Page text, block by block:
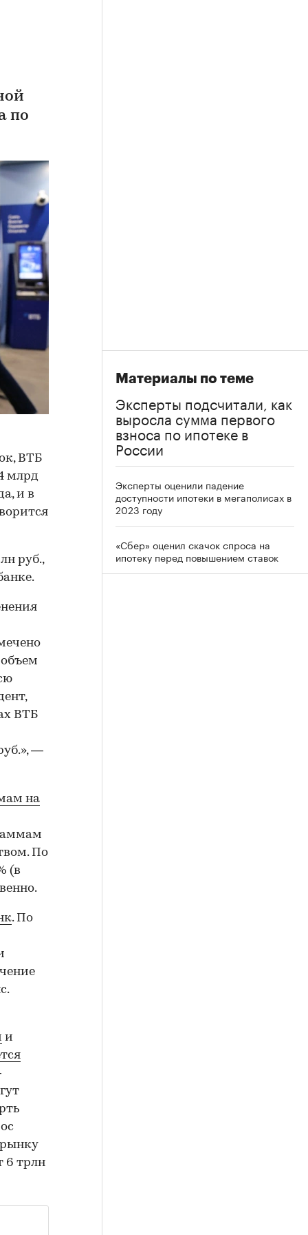
по
ВТБ
млрд
и в
руб.,
ВТБ
—
на
По
(в
. По
и
6 трлн
Материалы по теме
Эксперты подсчитали, как
выросла сумма первого
взноса по ипотеке в
России
Эксперты оценили падение
доступности ипотеки в мегаполисах в
2023 году
«Сбер» оценил скачок спроса на
ипотеку перед повышением ставок